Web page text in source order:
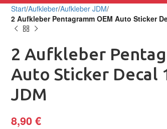
Start Aufkleber Aufkleber JDM
2 Aufkleber Pentagramm OEM Auto Sticker
2 Aufkleber
Auto Sticker Decal
JDM
8,90€